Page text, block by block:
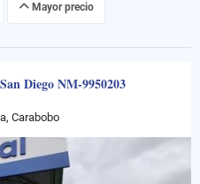
Mayor precio
Diego NM-9950203
Carabobo